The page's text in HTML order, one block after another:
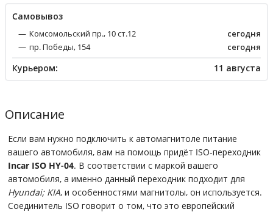
Cамовывоз
Комсомольский пр., 10 ст.12
сегодня
пр. Победы, 154
сегодня
Курьером: 11 августа
Описание
Если вам нужно подключить к автомагнитоле питание
вашего автомобиля, вам на помощь придёт ISO-переходник
Incar ISO HY-04. В соответствии с маркой вашего
автомобиля, а именно данный переходник подходит для
Hyundai; KIA, и особенностями магнитолы, он используется.
Соединитель ISO говорит о том, что это европейский